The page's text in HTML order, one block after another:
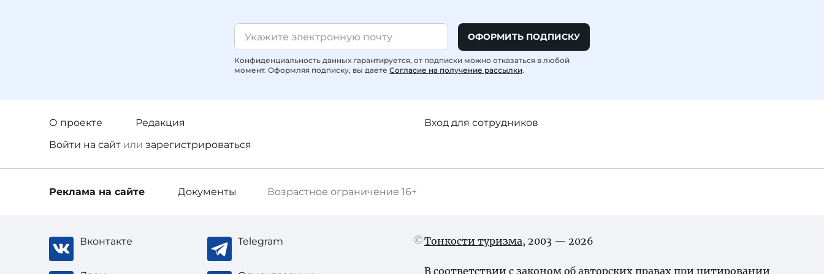
ОФОРМИТЬ ПОДПИСКУ
Конфиденциальность данных гарантируется, от подписки можно отказаться в любой
момент. Оформляя подписку, вы даете Согласие на получение рассылки.
О проекте
Редакция
Войти на сайт или зарегистрироваться
Вход для сотрудников
Возрастное ограничение 16+
Реклама на сайте Документы
Вконтакте Telegram Тонкости туризма, 2003 — 2026
В соответствии с законом об авторских правах при цитировании